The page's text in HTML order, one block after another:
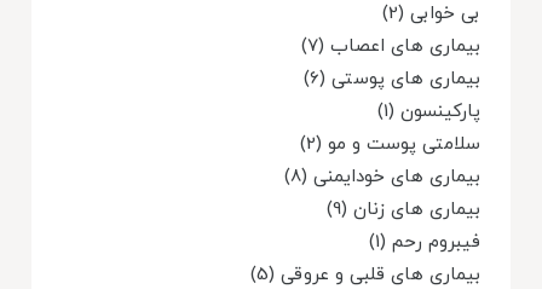
بی خوابی (2)
بیماری های اعصاب (7)
بیماری های پوستی (6)
پارکینسون (1)
سلامتی پوست و مو (2)
بیماری های خودایمنی (8)
بیماری های زنان (9)
فیبروم رحم (1)
بیماری های قلبی و عروقی (5)